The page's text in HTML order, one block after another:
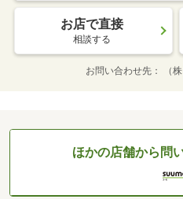
お店で直接
相談する
お問い合わせ先 （
ほかの店舗から問